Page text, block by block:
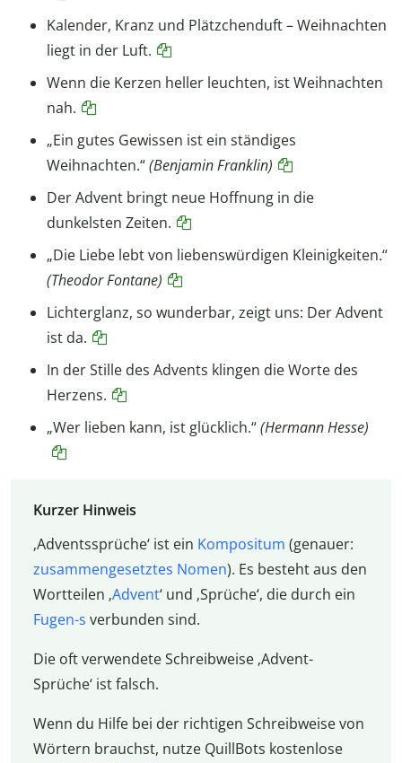
Kalender, Kranz und Plätzchenduft – Weihnachten
liegt in der Luft.
Wenn die Kerzen heller leuchten, ist Weihnachten
nah.
„Ein gutes Gewissen ist ein ständiges
Weihnachten.“(Benjamin Franklin)
Der Advent bringt neue Hoffnung in die
dunkelsten Zeiten.
„Die Liebe lebt von liebenswürdigen Kleinigkeiten.“
(Theodor Fontane)
Lichterglanz, so wunderbar, zeigt uns: Der Advent
ist da.
In der Stille des Advents klingen die Worte des
Herzens.
„Wer lieben kann, ist glücklich.“(Hermann Hesse)
Kurzer Hinweis
‚Adventssprüche‘ ist ein Kompositum (genauer:
zusammengesetztes Nomen). Es besteht aus den
Wortteilen ‚Advent‘ und ‚Sprüche‘, die durch ein
Fugen-s verbunden sind.
Die oft verwendete Schreibweise ‚Advent-
Sprüche‘ ist falsch.
Wenn du Hilfe bei der richtigen Schreibweise von
Wörtern brauchst, nutze QuillBots kostenlose